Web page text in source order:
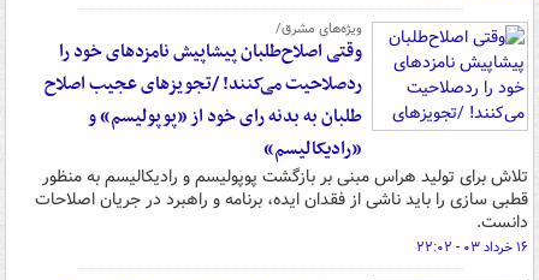
ویژه‌های مشرق/
وقتی اصلاح‌طلبان پیشاپیش نامزدهای خود را
ردصلاحیت می‌کنند! /تجویزهای عجیب اصلاح
طلبان به بدنه رای خود از «پوپولیسم» و
«رادیکالیسم»
تلاش برای تولید هراس مبنی بر بازگشت پوپولیسم و رادیکالیسم به منظور
قطبی سازی را باید ناشی از فقدان ایده، برنامه و راهبرد در جریان اصلاحات
دانست.
۱۶ خرداد ۰۳ - ۲۲:۰۲